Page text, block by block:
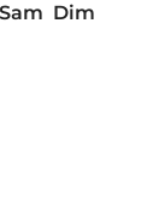
Sam Dim